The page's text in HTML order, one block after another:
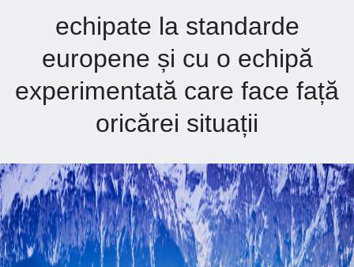
echipate la standarde
europene și cu o echipă
experimentată care face față
oricărei situații